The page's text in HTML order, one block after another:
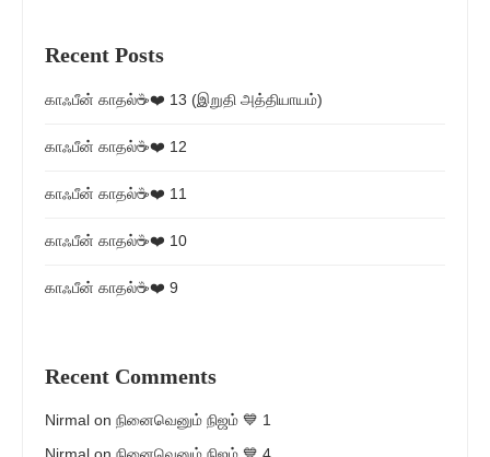
Recent Posts
காஃபீன் காதல்☕❤️ 13 (இறுதி அத்தியாயம்)
காஃபீன் காதல்☕❤️ 12
காஃபீன் காதல்☕❤️ 11
காஃபீன் காதல்☕❤️ 10
காஃபீன் காதல்☕❤️ 9
Recent Comments
Nirmal on நினைவெனும் நிஜம் 💙 1